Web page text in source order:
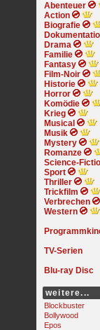
Abenteuer
Action
Biografie
Drama
Familie
Fantasy
Film-Noir
Historie
Horror
Komödie
Krieg
Musical
Musik
Mystery
Romanze
Science-
Sport
Thriller
Trickfilm
Verbrechen
Western
TV-Serien
Blu-ray Disc
weitere...
Blockbuster
Bollywood
Epos